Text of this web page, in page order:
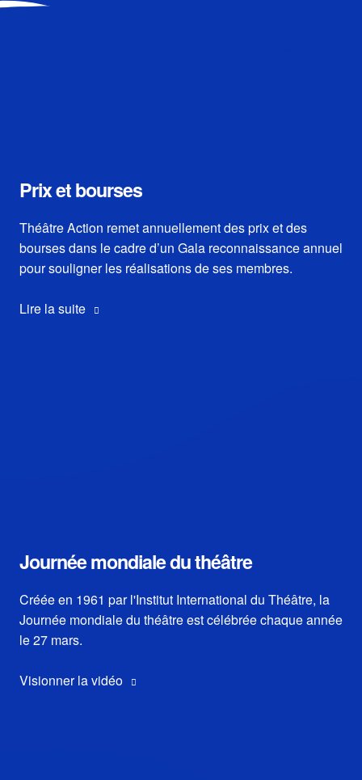
Prix et bourses
Théâtre Action remet annuellement des prix et des
bourses dans le cadre d’un Gala reconnaissance annuel
pour souligner les réalisations de ses membres.
Lire la suite
Journée mondiale du théâtre
Créée en 1961 par l'Institut International du Théâtre, la
Journée mondiale du théâtre est célébrée chaque année
le 27 mars.
Visionner la vidéo